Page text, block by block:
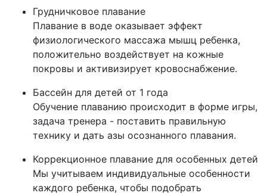
Грудничковое плавание
Плавание в воде оказывает эффект
физиологического массажа мышц ребенка,
положительно воздействует на кожные
покровы и активизирует кровоснабжение.
Бассейн для детей от 1 года
Обучение плаванию происходит в форме игры,
задача тренера - поставить правильную
технику и дать азы осознанного плавания.
Коррекционное плавание для особенных детей
Мы учитываем индивидуальные особенности
каждого ребенка, чтобы подобрать